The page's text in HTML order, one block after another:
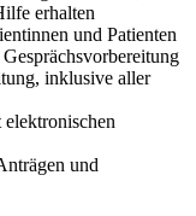
erhalten
und Patienten
inklusive aller
und